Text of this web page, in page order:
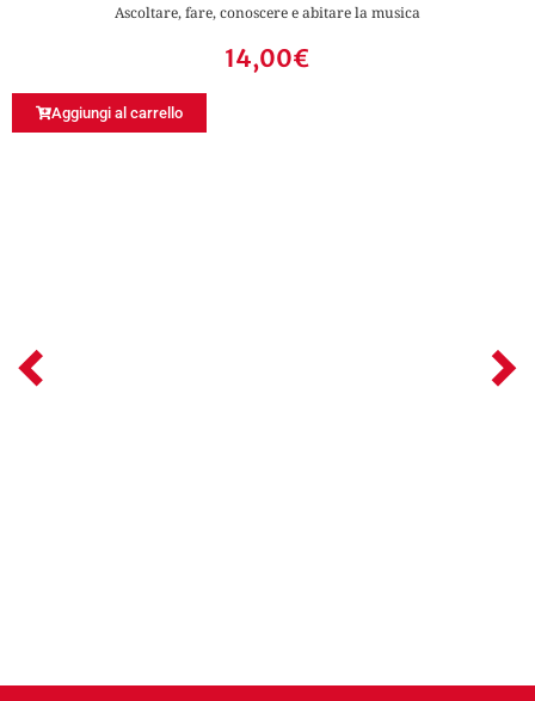
Ascoltare, fare, conoscere e abitare la musica
14,00€
Aggiungi al carrello